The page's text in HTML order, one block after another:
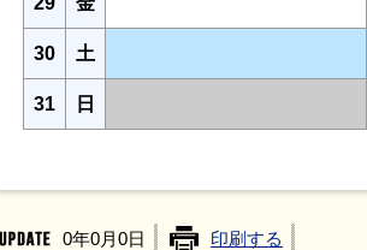
30 土
31 日
0年0月0日 印刷する